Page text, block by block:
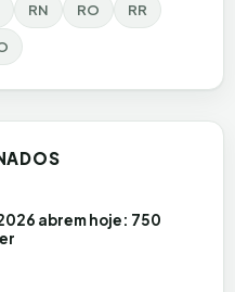
RN RO RR
abrem hoje: 750